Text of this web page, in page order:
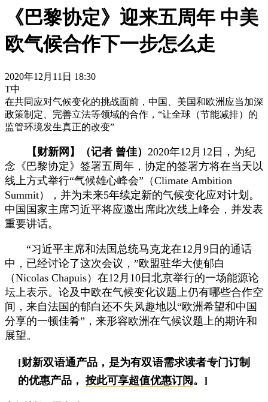
《巴黎协定》迎来五周年 中美
欧气候合作下一步怎么走
2020年12月11日 18:30
T中
在共同应对气候变化的挑战面前，中国、美国和欧洲应当加深
政策制定、完善立法等领域的合作，“让全球（节能减排）的
监管环境发生真正的改变”
【财新网】（记者 曾佳） 2020年12月12日，为纪
念《巴黎协定》签署五周年，协定的签署方将在当天以
线上方式举行“气候雄心峰会”（Climate Ambition
Summit），并为未来5年续定新的气候变化应对计划。
中国国家主席习近平将应邀出席此次线上峰会，并发表
重要讲话。
“习近平主席和法国总统马克龙在12月9日的通话
中，已经讨论了这次会议，”欧盟驻华大使郁白
（Nicolas Chapuis）在12月10日北京举行的一场能源论
坛上表示。论及中欧在气候变化议题上仍有哪些合作空
间，来自法国的郁白还不失风趣地以“欧洲希望和中国
分享的一顿佳肴”，来形容欧洲在气候议题上的期许和
展望。
[财新双语通产品，是为有双语需求读者专门订制
的优惠产品， 按此可享超值优惠订阅 。]